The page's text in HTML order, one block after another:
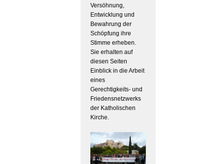
Versöhnung,
Entwicklung und
Bewahrung der
Schöpfung ihre
Stimme erheben.
Sie erhalten auf
diesen Seiten
Einblick in die Arbeit
eines
Gerechtigkeits- und
Friedensnetzwerks
der Katholischen
Kirche.